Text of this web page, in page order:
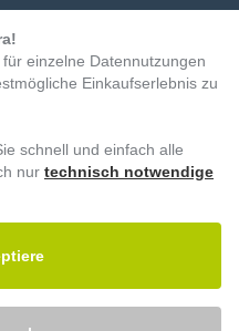
Vorkasse
einzelne Datennutzungen
Einkaufserlebnis zu
schnell und einfach alle
nur technisch notwendige